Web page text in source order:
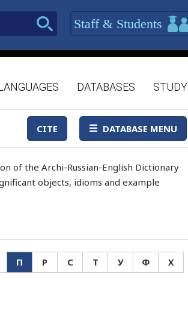
Staff & Students
DATABASES STUDY
CITE DATABASE MENU
of the Archi-Russian-English Dictionary
objects, idioms and example
П Р С Т У Ф
Х